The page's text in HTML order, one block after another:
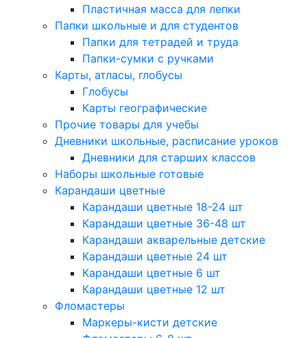
Пластичная масса для лепки
Папки школьные и для студентов
Папки для тетрадей и труда
Папки-сумки с ручками
Карты, атласы, глобусы
Глобусы
Карты географические
Прочие товары для учебы
Дневники школьные, расписание уроков
Дневники для старших классов
Наборы школьные готовые
Карандаши цветные
Карандаши цветные 18-24 шт
Карандаши цветные 36-48 шт
Карандаши акварельные детские
Карандаши цветные 24 шт
Карандаши цветные 6 шт
Карандаши цветные 12 шт
Фломастеры
Маркеры-кисти детские